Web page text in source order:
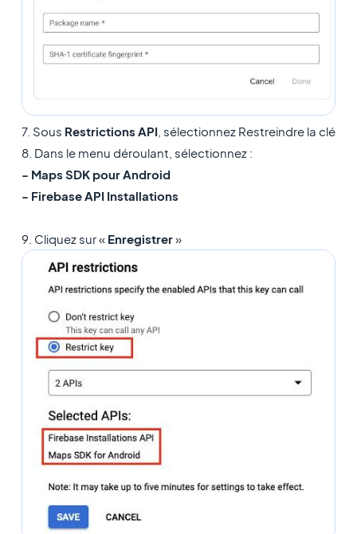
7. Sous Restrictions API, sélectionnez Restreindre la clé
8. Dans le menu déroulant, sélectionnez :
- Maps SDK pour Android
- Firebase API Installations
9. Cliquez sur « Enregistrer»